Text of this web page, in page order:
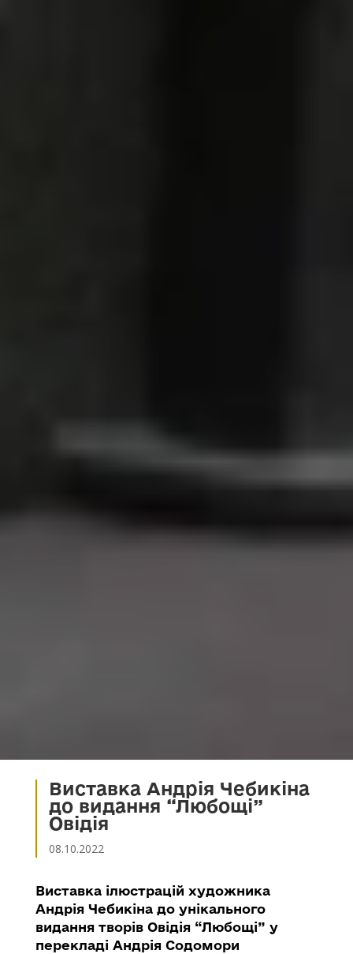
Виставка Андрія Чебикіна
до видання “Любощі”
Овідія
08.10.2022
Виставка ілюстрацій художника
Андрія Чебикіна до унікального
видання творів Овідія “Любощі” у
перекладі Андрія Содомори